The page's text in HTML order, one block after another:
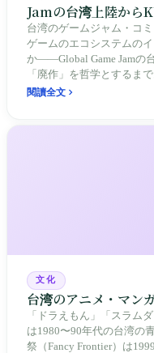
Jamの台湾上陸から
学」まで
台湾のゲームジャム・コ
ゲームのエコシステムの
か——Global Game Jamの
「廃作」を哲学とするまで
閱讀全文
文化
台湾のアニメ・マン
「ドラえもん」「スラム
は1980〜90年代の台湾の
祭（Fancy Frontier）は